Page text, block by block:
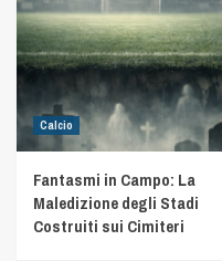
Calcio
Fantasmi in Campo: La
Maledizione degli Stadi
Costruiti sui Cimiteri